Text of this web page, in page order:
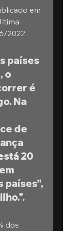
em
2022
países
o
é
Na
de
20
países”,
dos